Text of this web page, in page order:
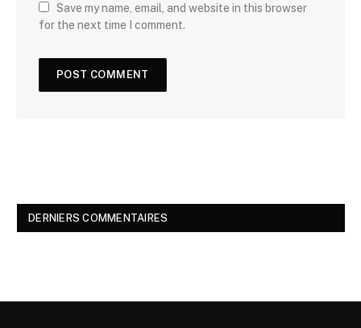
Save my name, email, and website in this browser
for the next time I comment.
DERNIERS COMMENTAIRES